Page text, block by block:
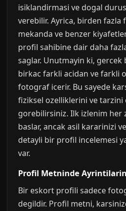
isiklandirmasi ve dogal
verebilir. Ayrica, birden
mekanda ve benzer
profil sahibine dair daha
saglar. Unutmayin ki,
birkac farkli acidan ve farkli
fotograf icerir. Bu sayede
fiziksel ozelliklerini ve
gorebilirsiniz. Ilk izlenim
baslar, ancak asil kararinizi
detayli bir profil incelemesi
var.
Profil Metninde
Bir eskort profili sadece
degildir. Profil metni,